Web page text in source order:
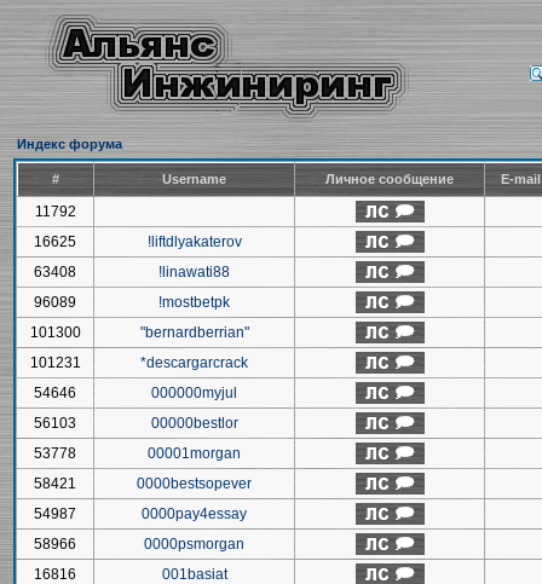
Индекс форума
# Username Личное сообщение E-
11792
16625
!liftdlyakaterov
63408
!linawati88
96089
!mostbetpk
101300
"bernardberrian"
101231
*descargarcrack
54646
000000myjul
56103
00000bestlor
53778
00001morgan
58421
0000bestsopever
54987
0000pay4essay
58966
0000psmorgan
16816
001basiat